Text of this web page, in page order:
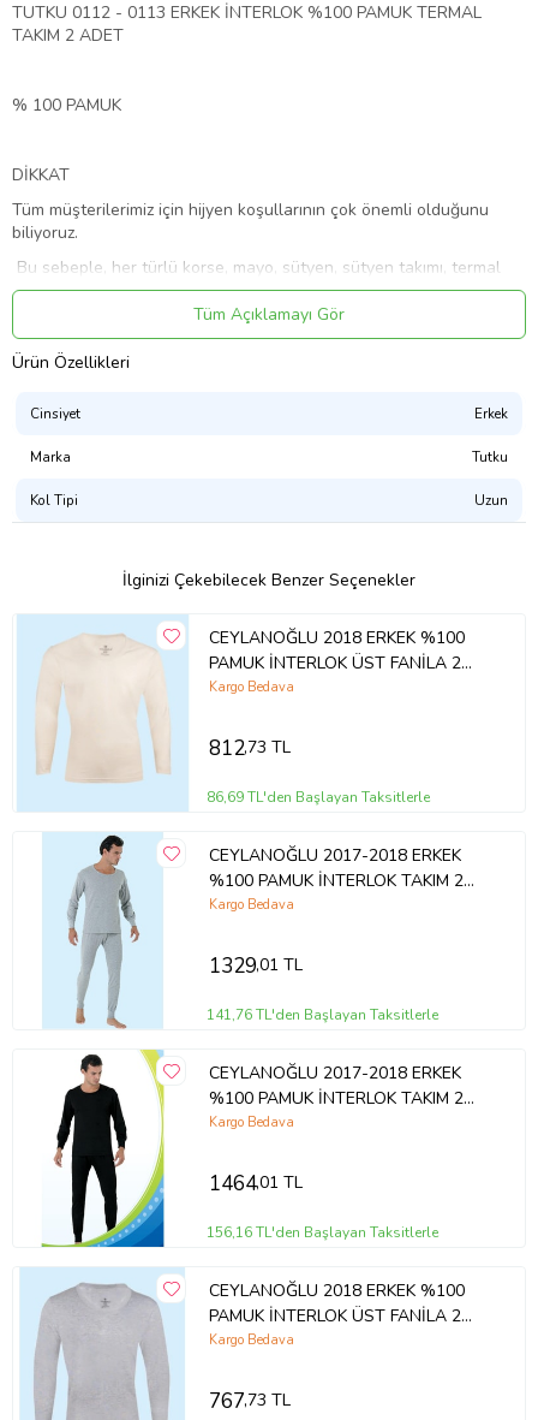
TUTKU 0112 - 0113 ERKEK İNTERLOK %100 PAMUK TERMAL
TAKIM 2 ADET
% 100 PAMUK
DİKKAT
Tüm müşterilerimiz için hijyen koşullarının çok önemli olduğunu
biliyoruz.
Bu sebeple, her türlü korse, mayo, sütyen, sütyen takımı, termal
içlik,çorap,
boxer, külot, string, slip, Atlet ve Fanila modelleri ve benzeri alt ve
üst grup
iadesi veya değişimi yoktur.
Denenmiş veya denenmemiş olmasına bakılmaksızın bu
seçimine dikkat edilmesi oldukça önemlidir.
Gönderilecektir.
Bizi Tercih Ettiğiniz İçin TEŞEKKÜR Ederiz.
Ds İç Giyim..
Ürün Kodu: kcm12162147
Tüm Açıklamayı Gör
Ürün Özellikleri
Cinsiyet Erkek
Marka Tutku
Kol Tipi Uzun
İlginizi Çekebilecek Benzer Seçenekler
CEYLANOĞLU 2018 ERKEK %100
PAMUK İNTERLOK ÜST FANİLA 2
ADET
Kargo Bedava
812,73 TL
86,69 TL'den Başlayan Taksitlerle
CEYLANOĞLU 2017-2018 ERKEK
%100 PAMUK İNTERLOK TAKIM 2
ADET
Kargo Bedava
1329,01 TL
141,76 TL'den Başlayan Taksitlerle
CEYLANOĞLU 2017-2018 ERKEK
%100 PAMUK İNTERLOK TAKIM 2
ADET
Kargo Bedava
1464,01 TL
156,16 TL'den Başlayan Taksitlerle
CEYLANOĞLU 2018 ERKEK %100
PAMUK İNTERLOK ÜST FANİLA 2
ADET
Kargo Bedava
767,73 TL